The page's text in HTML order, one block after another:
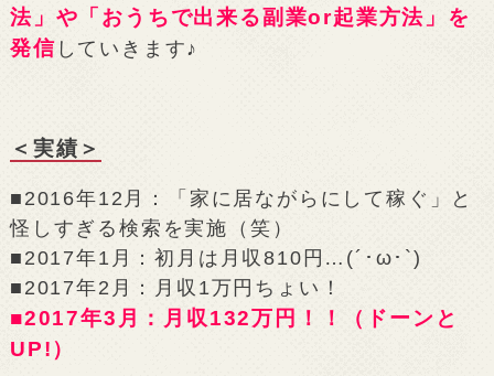
法」や「おうちで出来る副業or起業方法」を
発信 していきます♪
＜実績＞
■2016年12月：「家に居ながらにして稼ぐ」と
怪しすぎる検索を実施（笑）
■2017年1月：初月は月収810円…(´･ω･`)
■2017年2月：月収1万円ちょい！
■2017年3月：月収132万円！！（ドーンと
UP!）